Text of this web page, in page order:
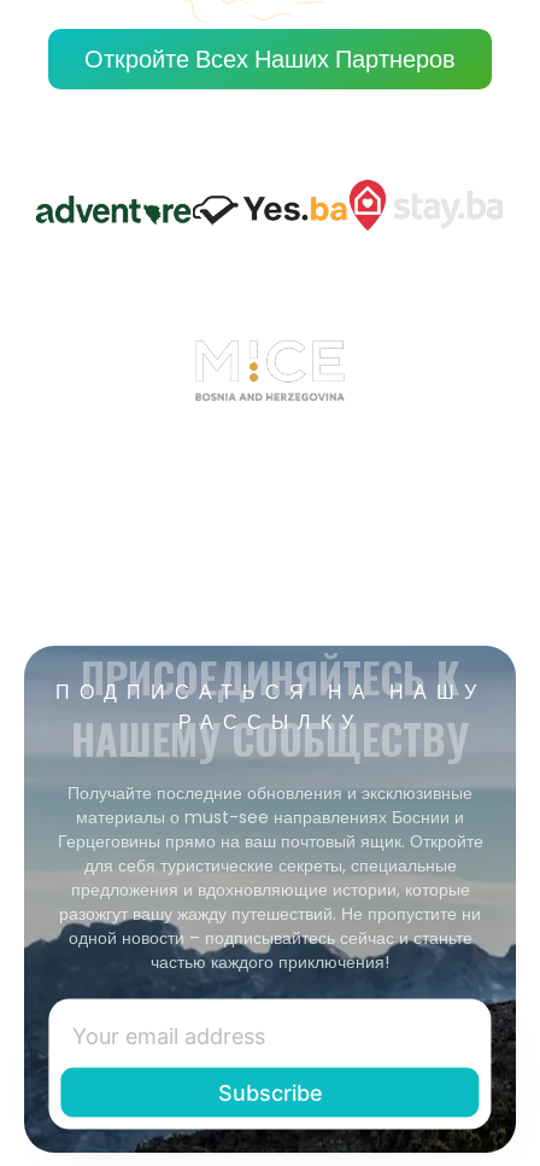
Откройте Всех Наших Партнеров
ПОДПИСАТЬСЯ НА НАШУ
РАССЫЛКУ
ПРИСОЕДИНЯЙТЕСЬ К
НАШЕМУ СООБЩЕСТВУ
Получайте последние обновления и эксклюзивные
материалы о must-see направлениях Боснии и
Герцеговины прямо на ваш почтовый ящик. Откройте
для себя туристические секреты, специальные
предложения и вдохновляющие истории, которые
разожгут вашу жажду путешествий. Не пропустите ни
одной новости – подписывайтесь сейчас и станьте
частью каждого приключения!